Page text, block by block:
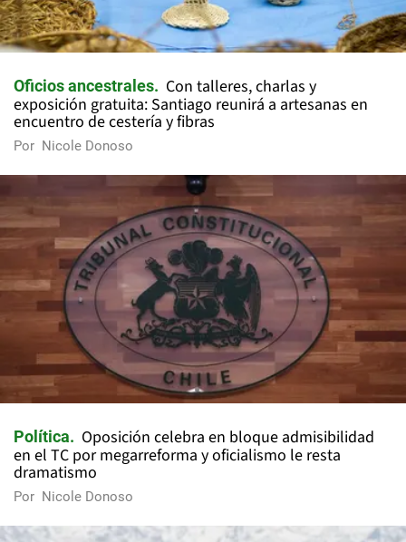
Oficios ancestrales
Con talleres, charlas y
exposición gratuita: Santiago reunirá a artesanas en
encuentro de cestería y fibras
Por Nicole Donoso
Política
Oposición celebra en bloque admisibilidad
en el TC por megarreforma y oficialismo le resta
dramatismo
Por Nicole Donoso